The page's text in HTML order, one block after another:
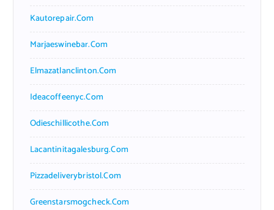
Kautorepair.com
Marjaeswinebar.com
Elmazatlanclinton.com
Ideacoffeenyc.com
Odieschillicothe.com
Lacantinitagalesburg.com
Pizzadeliverybristol.com
Greenstarsmogcheck.com